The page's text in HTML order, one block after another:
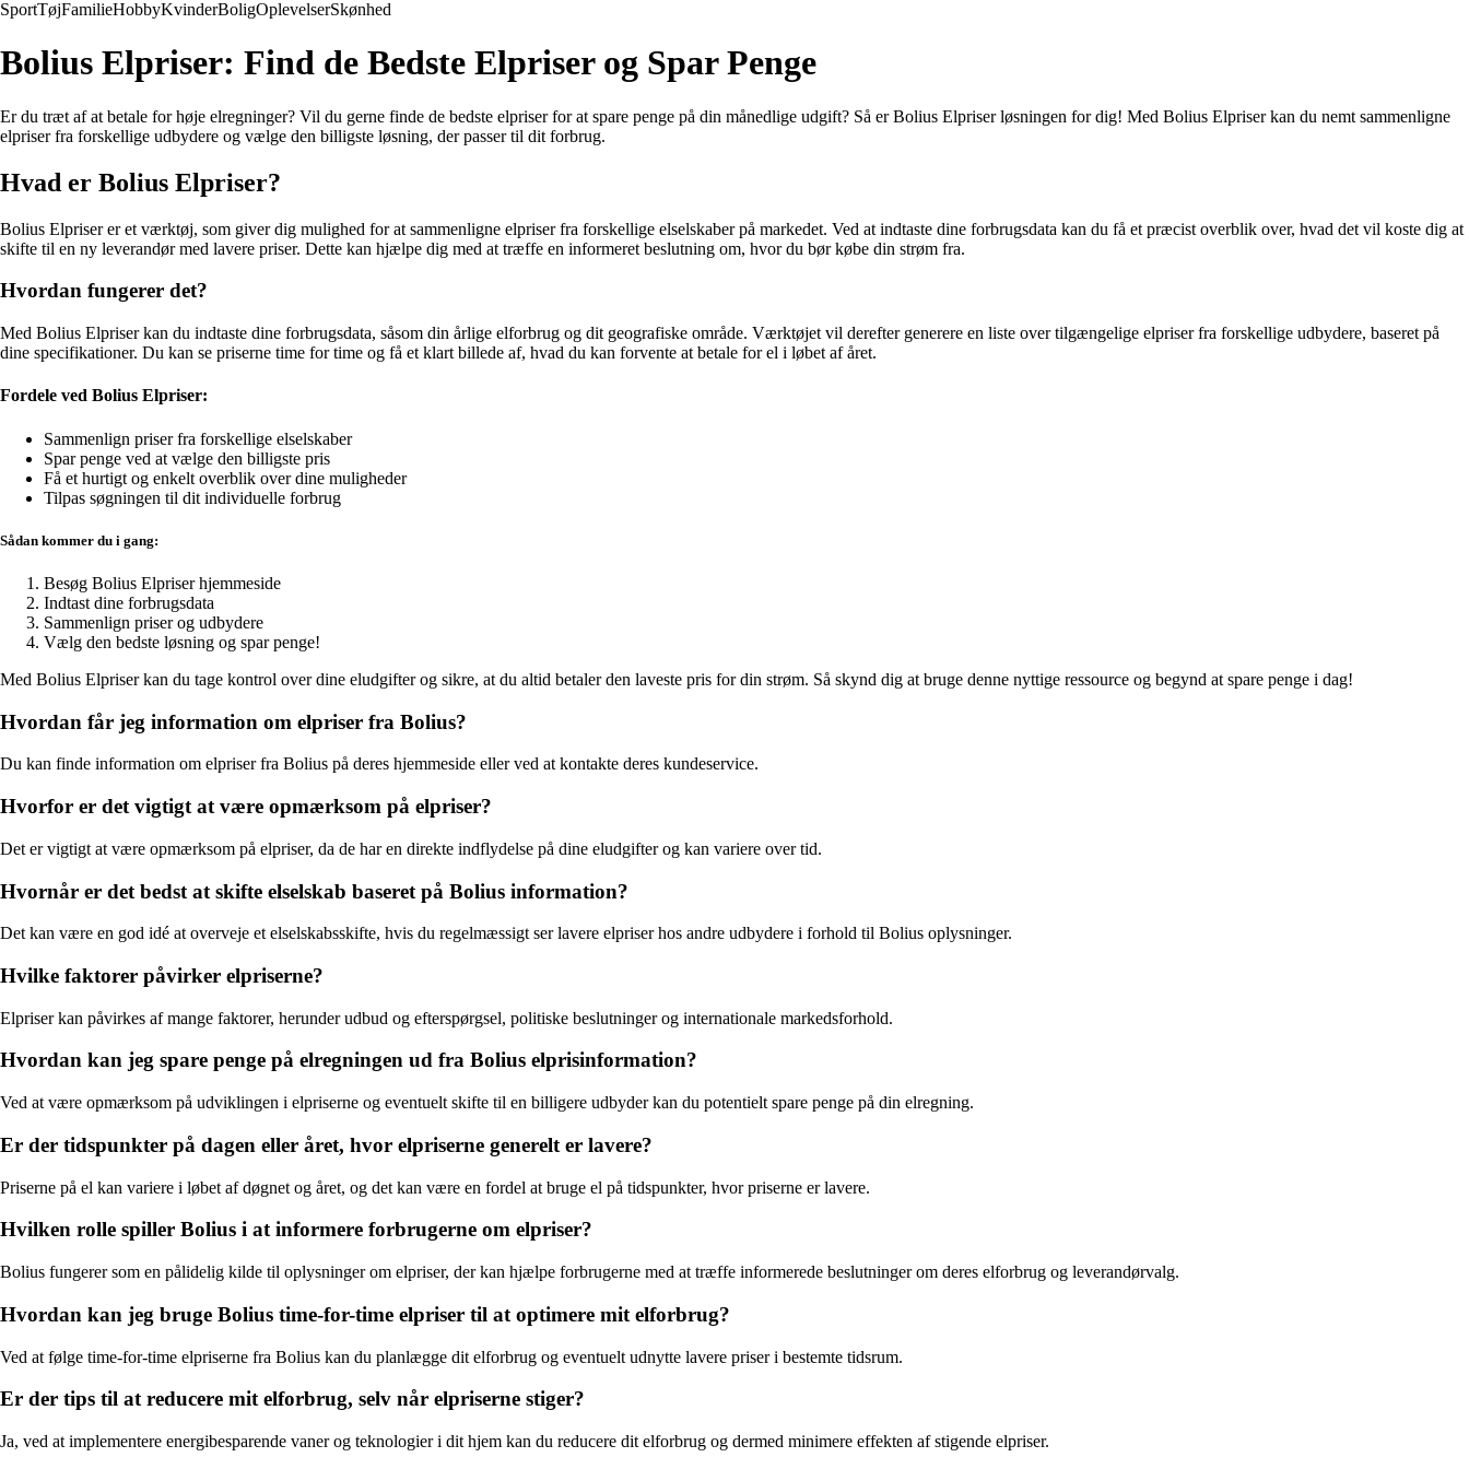
SportTøjFamilieHobbyKvinderBoligOplevelserSkønhed
Bolius Elpriser: Find de Bedste Elpriser og Spar Penge
Er du træt af at betale for høje elregninger? Vil du gerne finde de bedste elpriser for at spare penge på din månedlige udgift? Så er Bolius Elpriser løsningen for dig! Med Bolius Elpriser kan du nemt sammenligne
elpriser fra forskellige udbydere og vælge den billigste løsning, der passer til dit forbrug.
Hvad er Bolius Elpriser?
Bolius Elpriser er et værktøj, som giver dig mulighed for at sammenligne elpriser fra forskellige elselskaber på markedet. Ved at indtaste dine forbrugsdata kan du få et præcist overblik over, hvad det vil koste dig at
skifte til en ny leverandør med lavere priser. Dette kan hjælpe dig med at træffe en informeret beslutning om, hvor du bør købe din strøm fra.
Hvordan fungerer det?
Med Bolius Elpriser kan du indtaste dine forbrugsdata, såsom din årlige elforbrug og dit geografiske område. Værktøjet vil derefter generere en liste over tilgængelige elpriser fra forskellige udbydere, baseret på
dine specifikationer. Du kan se priserne time for time og få et klart billede af, hvad du kan forvente at betale for el i løbet af året.
Fordele ved Bolius Elpriser:
Sammenlign priser fra forskellige elselskaber
Spar penge ved at vælge den billigste pris
Få et hurtigt og enkelt overblik over dine muligheder
Tilpas søgningen til dit individuelle forbrug
Sådan kommer du i gang:
Besøg Bolius Elpriser hjemmeside
Indtast dine forbrugsdata
Sammenlign priser og udbydere
Vælg den bedste løsning og spar penge!
Med Bolius Elpriser kan du tage kontrol over dine eludgifter og sikre, at du altid betaler den laveste pris for din strøm. Så skynd dig at bruge denne nyttige ressource og begynd at spare penge i dag!
Hvordan får jeg information om elpriser fra Bolius?
Du kan finde information om elpriser fra Bolius på deres hjemmeside eller ved at kontakte deres kundeservice.
Hvorfor er det vigtigt at være opmærksom på elpriser?
Det er vigtigt at være opmærksom på elpriser, da de har en direkte indflydelse på dine eludgifter og kan variere over tid.
Hvornår er det bedst at skifte elselskab baseret på Bolius information?
Det kan være en god idé at overveje et elselskabsskifte, hvis du regelmæssigt ser lavere elpriser hos andre udbydere i forhold til Bolius oplysninger.
Hvilke faktorer påvirker elpriserne?
Elpriser kan påvirkes af mange faktorer, herunder udbud og efterspørgsel, politiske beslutninger og internationale markedsforhold.
Hvordan kan jeg spare penge på elregningen ud fra Bolius elprisinformation?
Ved at være opmærksom på udviklingen i elpriserne og eventuelt skifte til en billigere udbyder kan du potentielt spare penge på din elregning.
Er der tidspunkter på dagen eller året, hvor elpriserne generelt er lavere?
Priserne på el kan variere i løbet af døgnet og året, og det kan være en fordel at bruge el på tidspunkter, hvor priserne er lavere.
Hvilken rolle spiller Bolius i at informere forbrugerne om elpriser?
Bolius fungerer som en pålidelig kilde til oplysninger om elpriser, der kan hjælpe forbrugerne med at træffe informerede beslutninger om deres elforbrug og leverandørvalg.
Hvordan kan jeg bruge Bolius time-for-time elpriser til at optimere mit elforbrug?
Ved at følge time-for-time elpriserne fra Bolius kan du planlægge dit elforbrug og eventuelt udnytte lavere priser i bestemte tidsrum.
Er der tips til at reducere mit elforbrug, selv når elpriserne stiger?
Ja, ved at implementere energibesparende vaner og teknologier i dit hjem kan du reducere dit elforbrug og dermed minimere effekten af stigende elpriser.